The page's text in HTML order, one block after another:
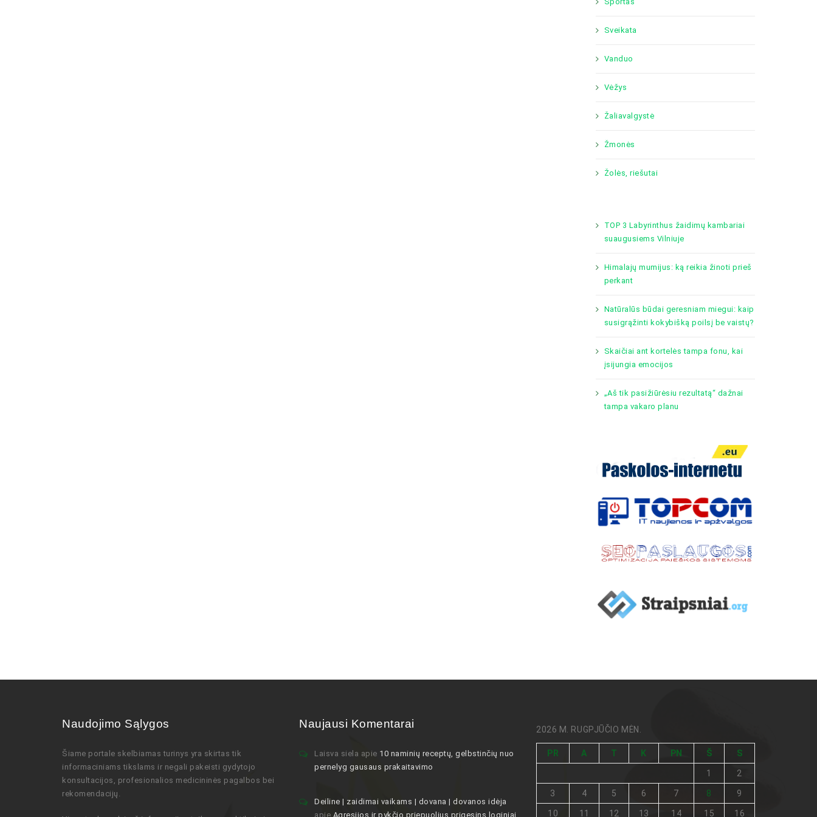
Sveikata
Vanduo
Vėžys
Žaliavalgystė
Žmonės
Žolės, riešutai
TOP 3 Labyrinthus žaidimų kambariai
suaugusiems Vilniuje
Himalajų mumijus: ką reikia žinoti prieš
perkant
Natūralūs būdai geresniam miegui: kaip
susigrąžinti kokybišką poilsį be vaistų?
Skaičiai ant kortelės tampa fonu, kai
įsijungia emocijos
„Aš tik pasižiūrėsiu rezultatą“ dažnai
tampa vakaro planu
Naudojimo Sąlygos
Šiame portale skelbiamas turinys yra skirtas tik
informaciniams tikslams ir negali pakeisti gydytojo
konsultacijos, profesionalios medicininės pagalbos bei
rekomendacijų .
Naujausi Komentarai
Laisva siela apie 10 naminių receptų, gelbstinčių nuo
pernelyg gausaus prakaitavimo
Deiline | zaidimai vaikams | dovana | dovanos idėja
apie Agresijos ir pykčio priepuolius prigesins loginiai
2026 M. RUGPJŪČIO MĖN.
PR A T K PN Š S
1 2
3 4 5 6 7 8 9
10 11 12 13 14 15 16